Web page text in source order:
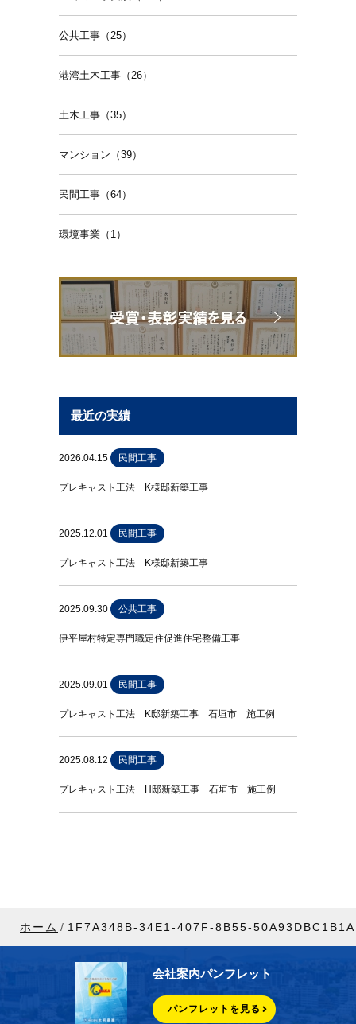
公共工事（25）
港湾土木工事（26）
土木工事（35）
マンション（39）
民間工事（64）
環境事業（1）
最近の実績
2026.04.15 民間工事
プレキャスト工法 K様邸新築工事
2025.12.01 民間工事
プレキャスト工法 K様邸新築工事
2025.09.30 公共工事
伊平屋村特定専門職定住促進住宅整備工事
2025.09.01 民間工事
プレキャスト工法 K邸新築工事 石垣市 施工例
2025.08.12 民間工事
プレキャスト工法 H邸新築工事 石垣市 施工例
ホーム 1F7A348B-34E1-407F-8B55-50A93DBC1B1A
会社案内パンフレット
パンフレットを見る